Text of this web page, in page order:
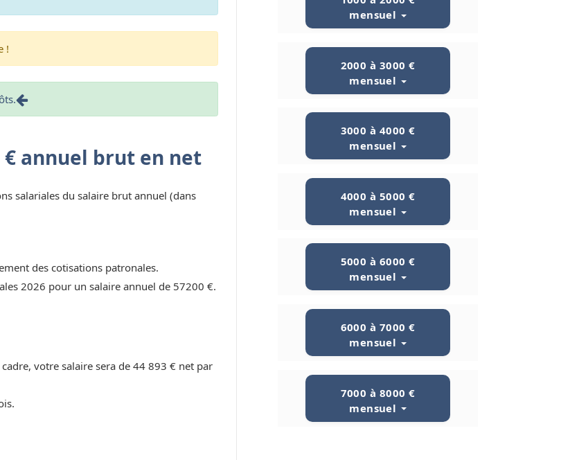
!
annuel brut en net
salariales du salaire brut annuel (dans
des cotisations patronales.
2026 pour un salaire annuel de 57200 €.
votre salaire sera de 44 893 € net par
mensuel
2000 à 3000 €
mensuel
3000 à 4000 €
mensuel
4000 à 5000 €
mensuel
5000 à 6000 €
mensuel
6000 à 7000 €
mensuel
7000 à 8000 €
mensuel